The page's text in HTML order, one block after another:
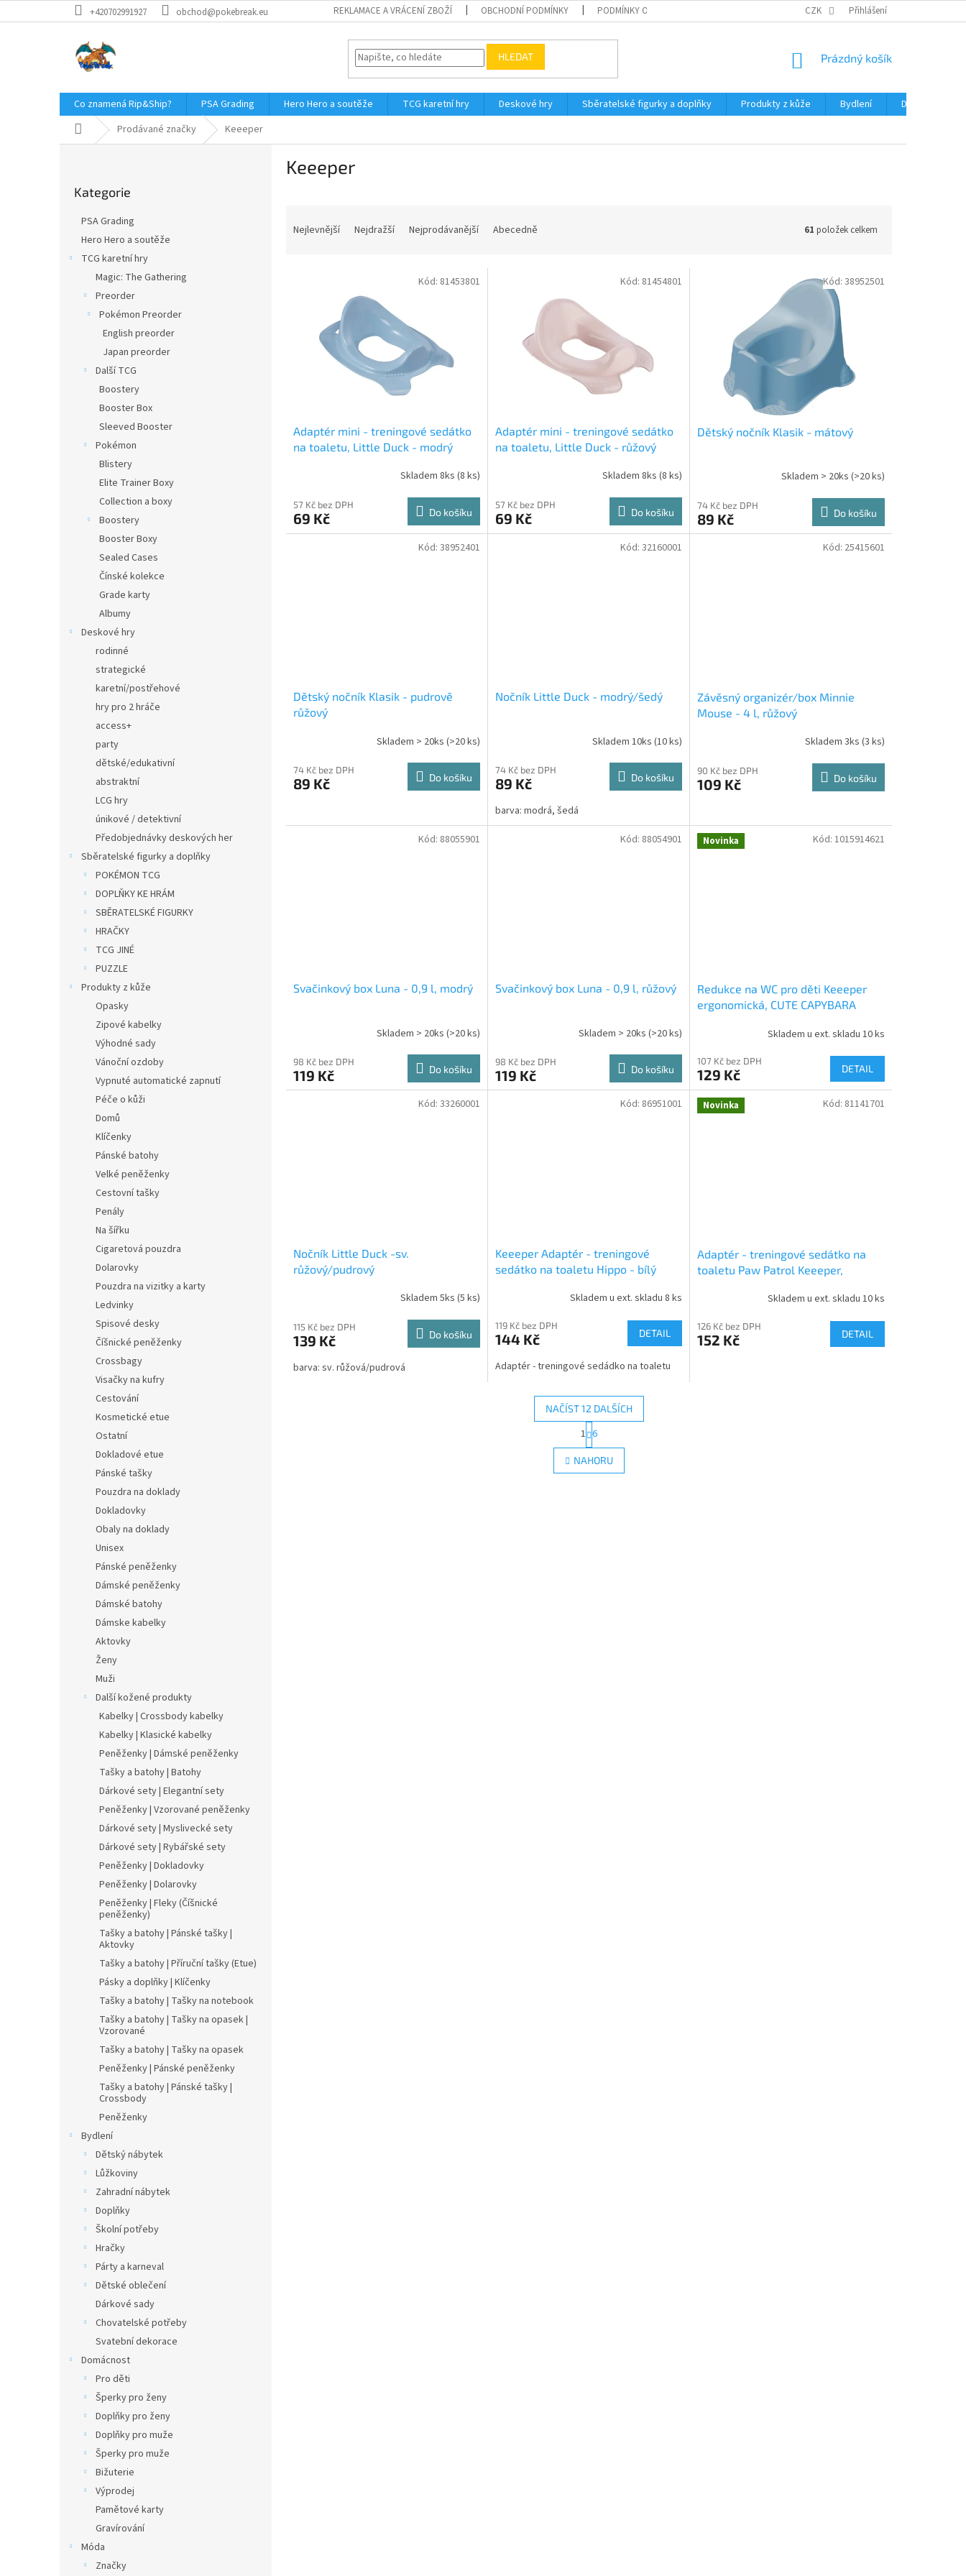
na
+420702991927 obchod@pokebreak.eu REKLAMACE A VRÁCENÍ ZBOŽÍ OBCHODNÍ PODMÍNKY PODMÍNKY OCHRANY OSOBNÍCH ÚDAJŮ CZK Přihlášení
HLEDAT
NÁKUPNÍ
Prázdný košík
Co znamená Rip&Ship? PSA Grading Hero Hero a soutěže TCG karetní hry Deskové hry Sběratelské figurky a doplňky Produkty z kůže Bydlení
Domácnost
Domů Prodávané značky Keeeper
kategorie
Kategorie
PSA Grading
Hero Hero a soutěže
TCG karetní hry
Magic: The Gathering
Preorder
Pokémon Preorder
English preorder
Japan preorder
Další TCG
Boostery
Booster Box
Sleeved Booster
Pokémon
Blistery
Elite Trainer Boxy
Collection a boxy
Boostery
Booster Boxy
Sealed Cases
Čínské kolekce
Grade karty
Albumy
Deskové hry
rodinné
strategické
karetní/postřehové
hry pro 2 hráče
access+
party
dětské/edukativní
abstraktní
LCG hry
únikové / detektivní
Předobjednávky deskových her
Sběratelské figurky a doplňky
POKÉMON TCG
DOPLŇKY KE HRÁM
SBĚRATELSKÉ FIGURKY
HRAČKY
TCG JINÉ
PUZZLE
Produkty z kůže
Opasky
Zipové kabelky
Výhodné sady
Vánoční ozdoby
Vypnuté automatické zapnutí
Péče o kůži
Domů
Klíčenky
Pánské batohy
Velké peněženky
Cestovní tašky
Penály
Na šířku
Cigaretová pouzdra
Dolarovky
Pouzdra na vizitky a karty
Ledvinky
Spisové desky
Číšnické peněženky
Crossbagy
Visačky na kufry
Cestování
Kosmetické etue
Ostatní
Dokladové etue
Pánské tašky
Pouzdra na doklady
Dokladovky
Obaly na doklady
Unisex
Pánské peněženky
Dámské peněženky
Dámské batohy
Dámske kabelky
Aktovky
Ženy
Muži
Další kožené produkty
Kabelky | Crossbody kabelky
Kabelky | Klasické kabelky
Peněženky | Dámské peněženky
Tašky a batohy | Batohy
Dárkové sety | Elegantní sety
Peněženky | Vzorované peněženky
Dárkové sety | Myslivecké sety
Dárkové sety | Rybářské sety
Peněženky | Dokladovky
Peněženky | Dolarovky
Peněženky | Fleky (Číšnické
peněženky)
Tašky a batohy | Pánské tašky |
Aktovky
Tašky a batohy | Příruční tašky (Etue)
Pásky a doplňky | Klíčenky
Tašky a batohy | Tašky na notebook
Tašky a batohy | Tašky na opasek |
Vzorované
Tašky a batohy | Tašky na opasek
Peněženky | Pánské peněženky
Tašky a batohy | Pánské tašky |
Crossbody
Peněženky
Bydlení
Dětský nábytek
Lůžkoviny
Zahradní nábytek
Doplňky
Školní potřeby
Hračky
Párty a karneval
Dětské oblečení
Dárkové sady
Chovatelské potřeby
Svatební dekorace
Domácnost
Pro děti
Šperky pro ženy
Doplňky pro ženy
Doplňky pro muže
Šperky pro muže
Bižuterie
Výprodej
Pamětové karty
Gravírování
Móda
Značky
Keeeper
Nejlevnější Nejdražší Nejprodávanější Abecedně 61 položek celkem
Adaptér mini - treningové sedátko
na toaletu, Little Duck - modrý
Skladem 8ks (8 ks)
57 Kč bez DPH
69 Kč Do košíku
Kód: 81453801
Adaptér mini - treningové sedátko
na toaletu, Little Duck - růžový
Skladem 8ks (8 ks)
57 Kč bez DPH
69 Kč Do košíku
Kód: 81454801
Dětský nočník Klasik - mátový
Skladem > 20ks (>20 ks)
74 Kč bez DPH
89 Kč Do košíku
Kód: 38952501
Dětský nočník Klasik - pudrově
růžový
Skladem > 20ks (>20 ks)
74 Kč bez DPH
89 Kč Do košíku
Kód: 38952401
Nočník Little Duck - modrý/šedý
Skladem 10ks (10 ks)
74 Kč bez DPH
89 Kč Do košíku
barva: modrá, šedá
Kód: 32160001
Závěsný organizér/box Minnie
Mouse - 4 l, růžový
Skladem 3ks (3 ks)
90 Kč bez DPH
109 Kč Do košíku
Kód: 25415601
Svačinkový box Luna - 0,9 l, modrý
Skladem > 20ks (>20 ks)
98 Kč bez DPH
119 Kč Do košíku
Kód: 88055901
Svačinkový box Luna - 0,9 l, růžový
Skladem > 20ks (>20 ks)
98 Kč bez DPH
119 Kč Do košíku
Kód: 88054901 Novinka
Redukce na WC pro děti Keeeper
ergonomická, CUTE CAPYBARA
Skladem u ext. skladu 10 ks
107 Kč bez DPH
129 Kč DETAIL
Kód: 1015914621
Nočník Little Duck -sv.
růžový/pudrový
Skladem 5ks (5 ks)
115 Kč bez DPH
139 Kč Do košíku
barva: sv. růžová/pudrová
Kód: 33260001
Keeeper Adaptér - treningové
sedátko na toaletu Hippo - bílý
Skladem u ext. skladu 8 ks
119 Kč bez DPH
144 Kč DETAIL
Adaptér - treningové sedádko na toaletu
Kód: 86951001 Novinka
Adaptér - treningové sedátko na
toaletu Paw Patrol Keeeper,
Skladem u ext. skladu 10 ks
126 Kč bez DPH
152 Kč DETAIL
Kód: 81141701
O
v
l
NAČÍST 12 DALŠÍCH
S
t
r
á
n
1 6
NAHORU